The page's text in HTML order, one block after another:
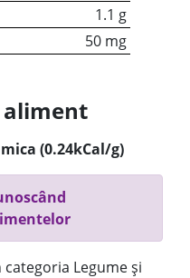
1.1 g
50 mg
(0.24kCal/g)
Legume și